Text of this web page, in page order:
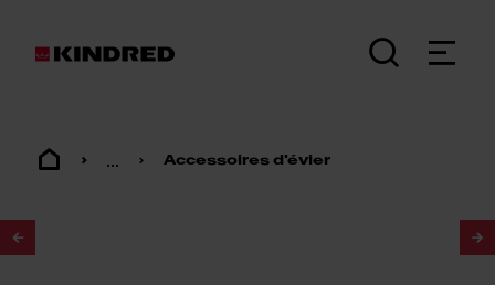
... Accessoires d'évier